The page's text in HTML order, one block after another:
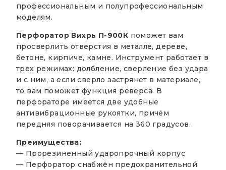
профессиональным и полупрофессиональным
моделям.
Перфоратор Вихрь П-900К поможет вам
просверлить отверстия в металле, дереве,
бетоне, кирпиче, камне. Инструмент работает в
трёх режимах: долбление, сверление без удара
и с ним, а если сверло застрянет в материале,
то вам поможет функция реверса. В
перфораторе имеется две удобные
антивибрационные рукоятки, причём
передняя поворачивается на 360 градусов.
Преимущества:
— Прорезиненный ударопрочный корпус
— Перфоратор снабжён предохранительной